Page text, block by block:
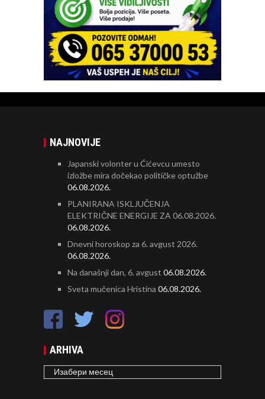
NAJNOVIJE
Japanski volonter u Ćićevcu umesto
izložbe mira dočekao političke optužbe
06.08.2026.
PLANIRANA ISKLJUČENJA
ELEKTRIČNE ENERGIJE ZA 06.08.2026.
06.08.2026.
Dnevni horoskop za 6. avgust 2026.
06.08.2026.
Na današnji dan, 6. avgust 06.08.2026.
Sveta mučenica Hristina 06.08.2026.
ARHIVA
ARHIVA